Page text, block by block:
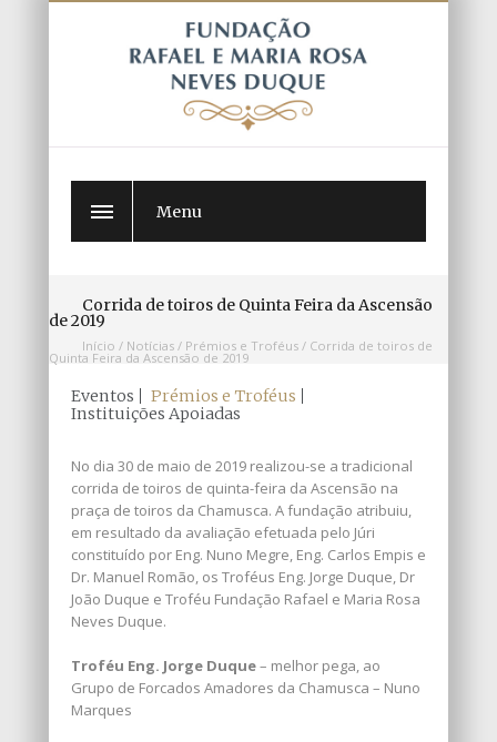
Menu
Corrida de toiros de Quinta Feira da Ascensão
de 2019
Início / Notícias / Prémios e Troféus / Corrida de toiros de
Quinta Feira da Ascensão de 2019
Eventos
Prémios e Troféus
Instituições Apoiadas
No dia 30 de maio de 2019 realizou-se a tradicional
corrida de toiros de quinta-feira da Ascensão na
praça de toiros da Chamusca. A fundação atribuiu,
em resultado da avaliação efetuada pelo Júri
constituído por Eng. Nuno Megre, Eng. Carlos Empis e
Dr. Manuel Romão, os Troféus Eng. Jorge Duque, Dr
João Duque e Troféu Fundação Rafael e Maria Rosa
Neves Duque.
Troféu Eng. Jorge Duque– melhor pega, ao
Grupo de Forcados Amadores da Chamusca – Nuno
Marques